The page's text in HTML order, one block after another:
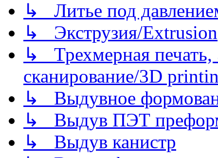
↳ Литье под
↳ Экструзия/Extrusion
↳ Трехмерная
сканирование/3D
↳ Выдувное
↳ Выдув ПЭТ
↳ Выдув канистр